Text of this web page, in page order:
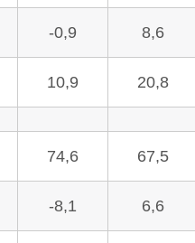
-0,9 8,6
10,9 20,8
74,6 67,5
-8,1 6,6